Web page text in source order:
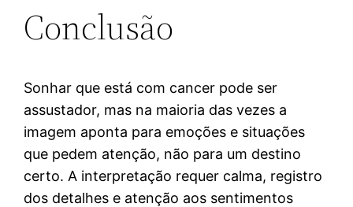
Conclusão
Sonhar que está com cancer pode ser
assustador, mas na maioria das vezes a
imagem aponta para emoções e situações
que pedem atenção, não para um destino
certo. A interpretação requer calma, registro
dos detalhes e atenção aos sentimentos